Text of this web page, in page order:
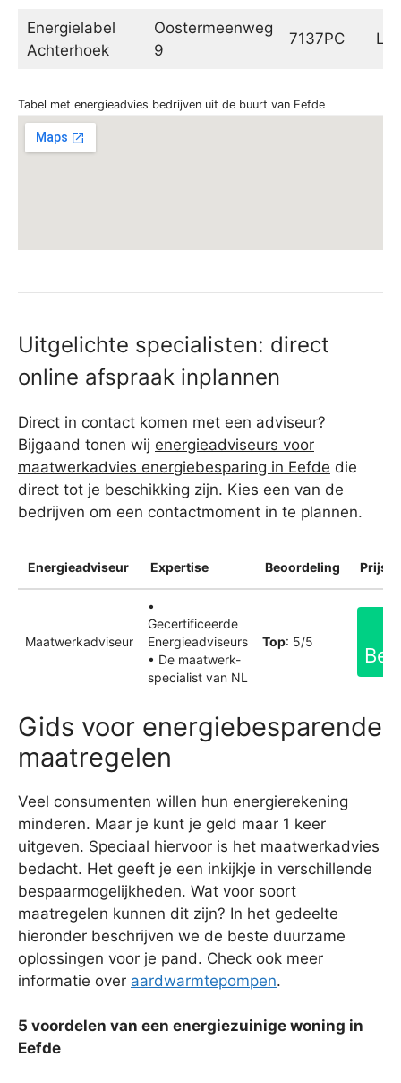
Energielabel
Achterhoek
Oostermeenweg
9
7137PC
Tabel met energieadvies bedrijven uit de buurt van Eefde
Uitgelichte specialisten: direct
online afspraak inplannen
Direct in contact komen met een adviseur?
Bijgaand tonen wij energieadviseurs voor
maatwerkadvies energiebesparing in Eefde die
direct tot je beschikking zijn. Kies een van de
bedrijven om een contactmoment in te plannen.
Energieadviseur Expertise Beoordeling
Maatwerkadviseur
•
Gecertificeerde
Energieadviseurs
• De maatwerk-
specialist van NL
Top: 5/5
Gids voor energiebesparende
maatregelen
Veel consumenten willen hun energierekening
minderen. Maar je kunt je geld maar 1 keer
uitgeven. Speciaal hiervoor is het maatwerkadvies
bedacht. Het geeft je een inkijkje in verschillende
bespaarmogelijkheden. Wat voor soort
maatregelen kunnen dit zijn? In het gedeelte
hieronder beschrijven we de beste duurzame
oplossingen voor je pand. Check ook meer
informatie over aardwarmtepompen.
5 voordelen van een energiezuinige woning in
Eefde